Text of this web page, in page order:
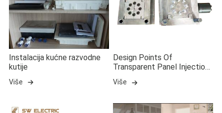
Instalacija kućne razvodne
kutije
Više
Design Points Of
Transparent Panel Injection
Više